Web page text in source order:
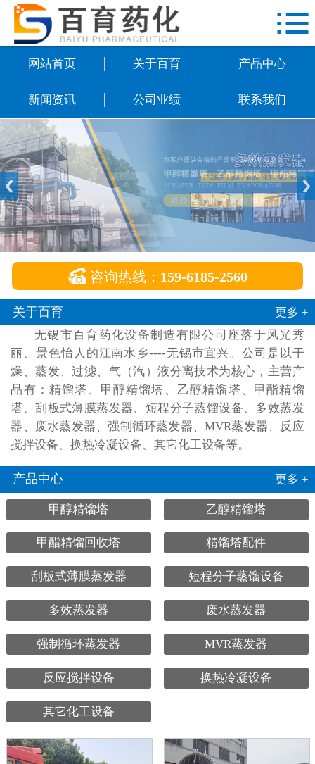
公司业绩
联系我们

网站首页 关于百育 产品中心
新闻资讯 公司业绩 联系我们
 咨询热线： 159-6185-2560
关于百育
更多 +
无锡市百育药化设备制造有限公司座落于风光秀
丽、景色怡人的江南水乡----无锡市宜兴。公司是以干
燥、蒸发、过滤、气（汽）液分离技术为核心，主营产
品有：精馏塔、甲醇精馏塔、乙醇精馏塔、甲酯精馏
塔、刮板式薄膜蒸发器、短程分子蒸馏设备、多效蒸发
器、废水蒸发器、强制循环蒸发器、MVR蒸发器、反应
搅拌设备、换热冷凝设备、其它化工设备等。
产品中心 更多 +
甲醇精馏塔 乙醇精馏塔
甲酯精馏回收塔 精馏塔配件
刮板式薄膜蒸发器 短程分子蒸馏设备
多效蒸发器 废水蒸发器
强制循环蒸发器 MVR蒸发器
反应搅拌设备 换热冷凝设备
其它化工设备